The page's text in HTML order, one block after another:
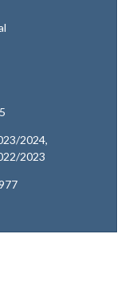
2024,
2023